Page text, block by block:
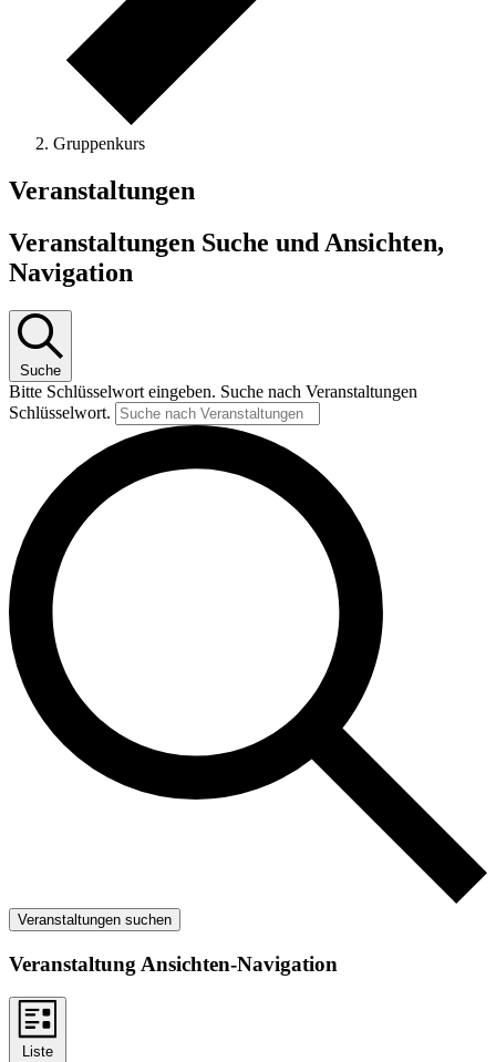
Gruppenkurs
Veranstaltungen
Veranstaltungen Suche und Ansichten,
Navigation
Suche
Bitte Schlüsselwort eingeben. Suche nach Veranstaltungen
Schlüsselwort.
Veranstaltungen suchen
Veranstaltung Ansichten-Navigation
Liste